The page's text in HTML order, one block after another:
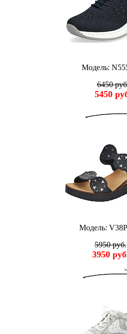
Модель:
6450
5450
Модель:
5950 руб.
3950